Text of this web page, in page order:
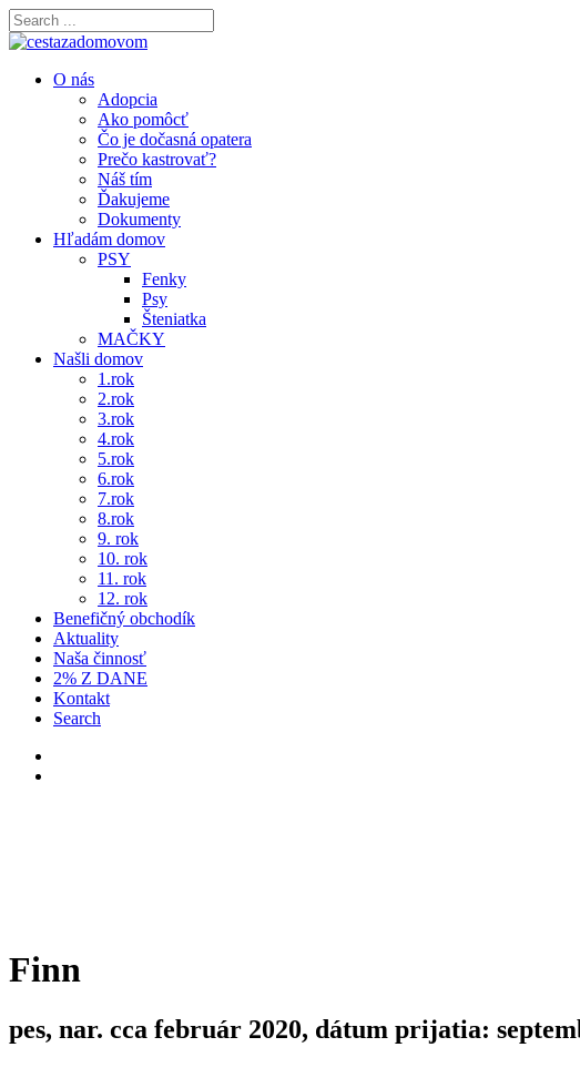
O nás
Adopcia
Ako pomôcť
Čo je dočasná opatera
Prečo kastrovať?
Náš tím
Ďakujeme
Dokumenty
Hľadám domov
PSY
Fenky
Psy
Šteniatka
MAČKY
Našli domov
1.rok
2.rok
3.rok
4.rok
5.rok
6.rok
7.rok
8.rok
9. rok
10. rok
11. rok
12. rok
Benefičný obchodík
Aktuality
Naša činnosť
2% Z DANE
Kontakt
Search
Finn
pes, nar. cca február 2020, dátum prijatia: